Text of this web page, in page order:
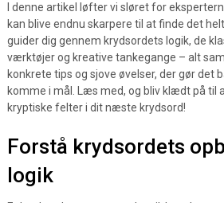
I denne artikel løfter vi sløret for
kan blive endnu skarpere til at finde det
guider dig gennem krydsordets logik, de
værktøjer og kreative tankegange – alt
konkrete tips og sjove øvelser, der gør det
komme i mål. Læs med, og bliv klædt på til
kryptiske felter i dit næste krydsord!
Forstå krydsordets
logik